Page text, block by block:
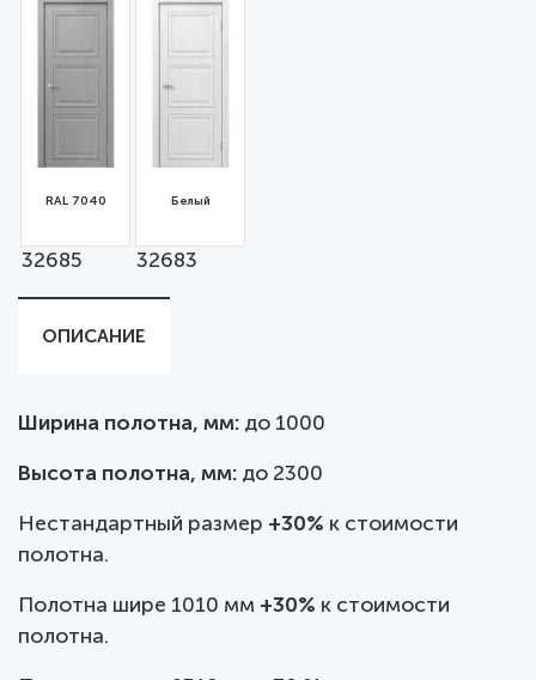
RAL 7040
32685
Белый
32683
ОПИСАНИЕ
Ширина полотна, мм: до 1000
Высота полотна, мм: до 2300
Нестандартный размер +30% к стоимости
полотна.
Полотна шире 1010 мм +30% к стоимости
полотна.